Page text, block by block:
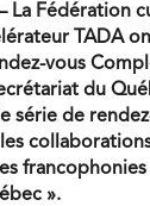
La Fédération
TADA
vous
du
série de
francophonies
».